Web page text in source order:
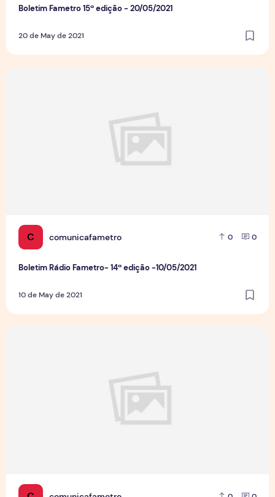
Boletim Fametro 15ª edição - 20/05/2021
20 de May de 2021
C comunicafametro 0 0
Boletim Rádio Fametro- 14ª edição -10/05/2021
10 de May de 2021